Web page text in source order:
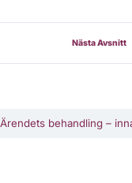
Nästa Avsnitt
Ärendets behandling –